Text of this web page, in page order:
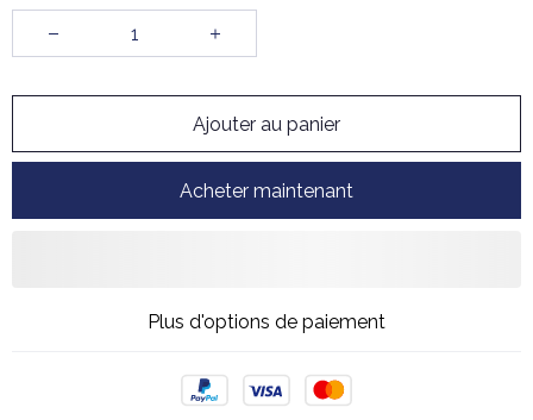
Ajouter au panier
Acheter maintenant
Plus d'options de paiement